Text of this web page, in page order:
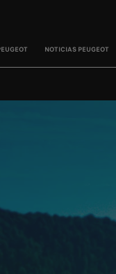
NOTICIAS PEUGEOT